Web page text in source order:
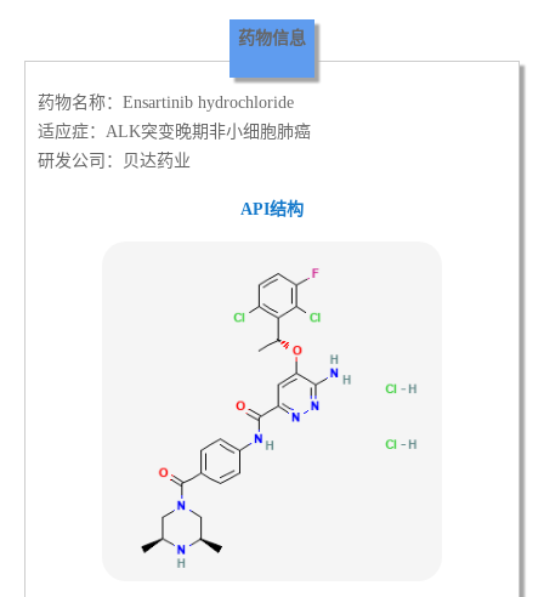
药物信息
药物名称：Ensartinib hydrochloride
适应症：ALK突变晚期非小细胞肺癌
研发公司：贝达药业
API结构